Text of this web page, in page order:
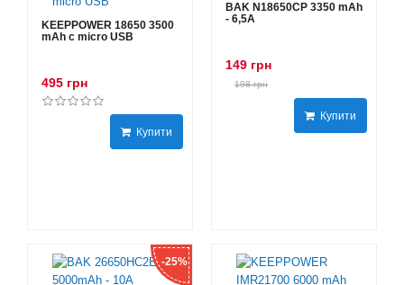
KEEPPOWER 18650 3500
mAh с micro USB
495 грн
Купити
BAK N18650CP 3350 mAh
- 6,5А
149 грн
198 грн
Купити
-25%